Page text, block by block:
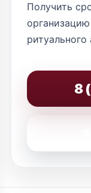
Получить
8